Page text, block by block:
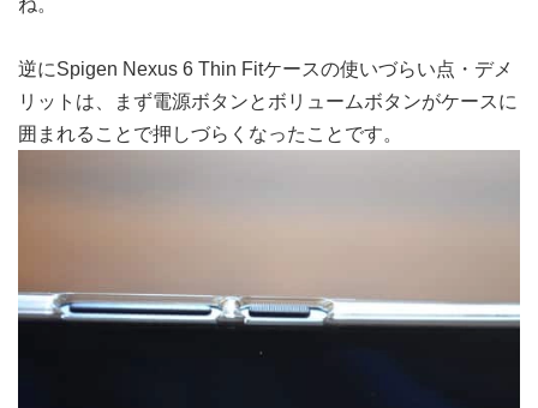
逆にSpigen Nexus 6 Thin Fitケースの使いづらい点・デメ
リットは、まず電源ボタンとボリュームボタンがケースに
囲まれることで押しづらくなったことです。